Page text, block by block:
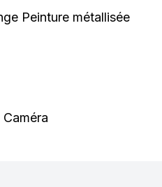
Peinture métallisée